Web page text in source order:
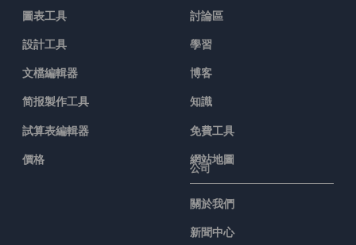
圖表工具
設計工具
文檔編輯器
简报製作工具
試算表編輯器
價格
討論區
學習
博客
知識
免費工具
網站地圖
公司
關於我們
新聞中心